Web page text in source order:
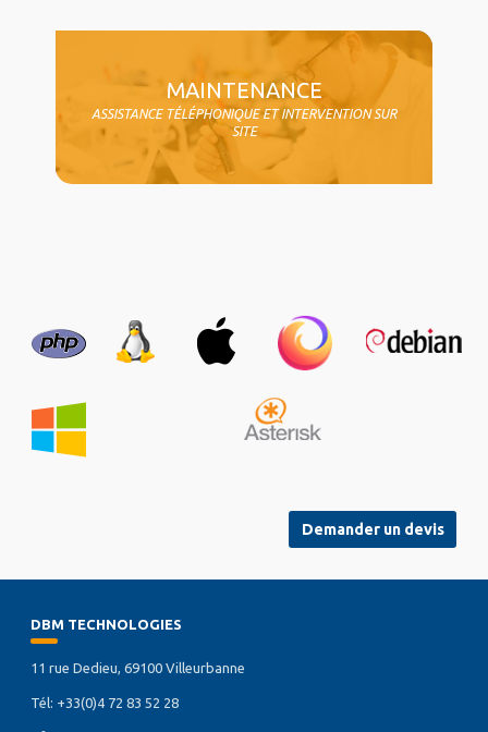
MAINTENANCE
ASSISTANCE TÉLÉPHONIQUE ET INTERVENTION SUR
SITE
Demander un devis
DBM TECHNOLOGIES
11 rue Dedieu, 69100 Villeurbanne
Tél: +33(0)4 72 83 52 28